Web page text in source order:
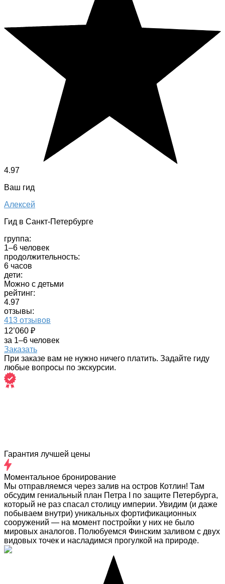
4.97
Ваш гид
Алексей
Гид в Санкт-Петербурге
группа:
1–6 человек
продолжительность:
6 часов
дети:
Можно с детьми
рейтинг:
4.97
отзывы:
413 отзывов
12’060 ₽
за 1–6 человек
Заказать
При заказе вам не нужно ничего платить. Задайте гиду
любые вопросы по экскурсии.
Гарантия лучшей цены
Моментальное бронирование
Мы отправляемся через залив на остров Котлин! Там
обсудим гениальный план Петра I по защите Петербурга,
который не раз спасал столицу империи. Увидим (и даже
побываем внутри) уникальных фортификационных
сооружений — на момент постройки у них не было
мировых аналогов. Полюбуемся Финским заливом с двух
видовых точек и насладимся прогулкой на природе.